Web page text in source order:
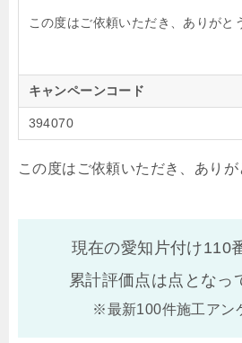
この度はご依頼いただき、ありがと
キャンペーンコード
394070
この度はご依頼いただき、ありが
現在の愛知片付け110
累計評価点は点となっ
※最新100件施工アン